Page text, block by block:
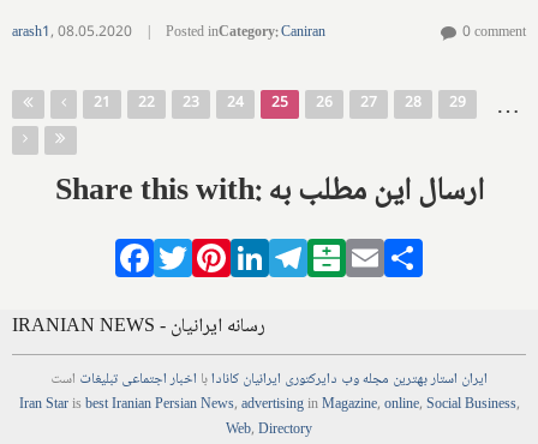
arash1,08.05.2020 | Posted inCategory:Caniran 0 comment
Pages …
21 22 23 24 25 26 27 28 29
Share this with: ارسال این مطلب به
Facebook
TwitterPinterestLinkedIn
Telegram
Balatarin
Email
IRANIAN NEWS - رسانه ایرانیان
ایران استاربهترین مجلهوب دایرکتوری ایرانیان کانادابا اخباراجتماعیتبلیغات است
Iran Starisbest Iranian PersianNews,advertisinginMagazine,online,Social Business,
Web,Directory